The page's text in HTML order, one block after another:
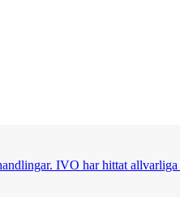
IVO har hittat allvarliga